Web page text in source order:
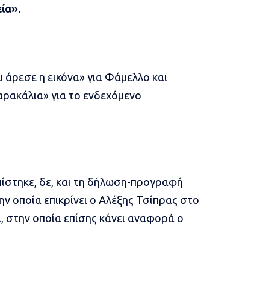
η εικόνα» για Φάμελλο και
για το ενδεχόμενο
δε, και τη δήλωση-προγραφή
οποία επικρίνει ο Αλέξης Τσίπρας στο
στην οποία επίσης κάνει αναφορά ο